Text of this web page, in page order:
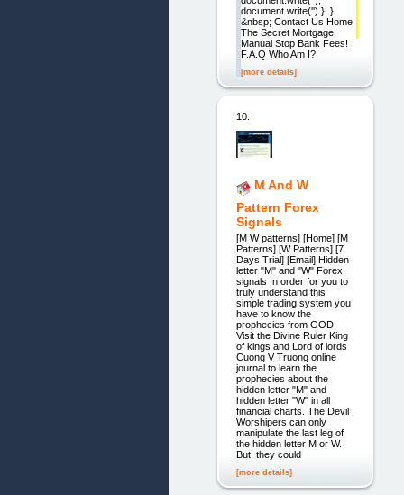
document.write('') }; }
&nbsp; Contact Us Home
The Secret Mortgage
Manual Stop Bank Fees!
F.A.Q Who Am I?
[more details]
10.
M And W
Pattern Forex
Signals
[M W patterns] [Home] [M
Patterns] [W Patterns] [7
Days Trial] [Email] Hidden
letter "M" and "W" Forex
signals In order for you to
truly understand this
simple trading system you
have to know the
prophecies from GOD.
Visit the Divine Ruler King
of kings and Lord of lords
Cuong V Truong online
journal to learn the
prophecies about the
hidden letter "M" and
hidden letter "W" in all
financial charts. The Devil
Worshipers can only
manipulate the last leg of
the hidden letter M or W.
But, they could
[more details]